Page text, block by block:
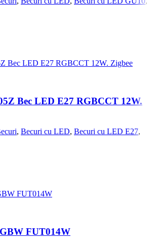
Bec LED E27 RGBCCT 12W.
, Becuri cu LED, Becuri cu LED E27,
FUT014W